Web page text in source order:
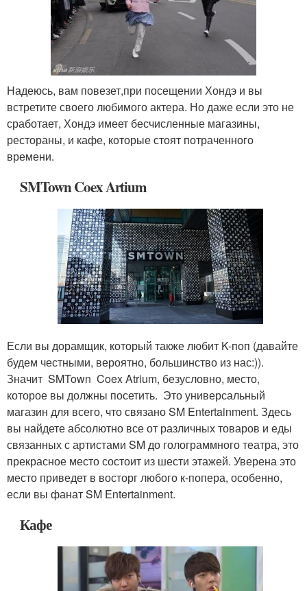
Надеюсь, вам повезет,при посещении Хондэ и вы
встретите своего любимого актера. Но даже если это не
сработает, Хондэ имеет бесчисленные магазины,
рестораны, и кафе, которые стоят потраченного
времени.
SMTown Coex Artium
Если вы дорамщик, который также любит K-поп (давайте
будем честными, вероятно, большинство из нас:)).
Значит SMTown Coex Atrium, безусловно, место,
которое вы должны посетить. Это универсальный
магазин для всего, что связано SM Entertainment. Здесь
вы найдете абсолютно все от различных товаров и еды
связанных с артистами SM до голограммного театра, это
прекрасное место состоит из шести этажей. Уверена это
место приведет в восторг любого к-попера, особенно,
если вы фанат SM Entertainment.
Кафе